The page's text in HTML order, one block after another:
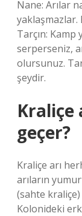
Nane: Arılar
yaklaşmazlar.
Tarçın: Kamp
serperseniz,
olursunuz.
şeydir.
Kraliçe
geçer?
Kraliçe arı
arıların
(sahte
Kolonideki